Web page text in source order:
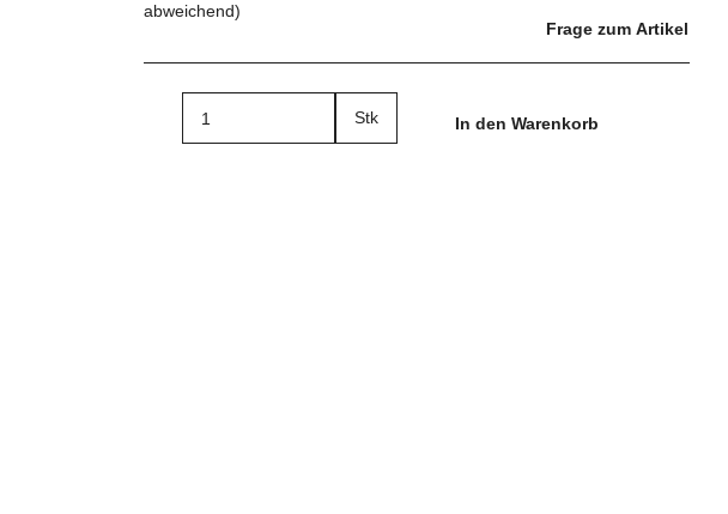
abweichend)
Frage zum Artikel
Stk In den Warenkorb